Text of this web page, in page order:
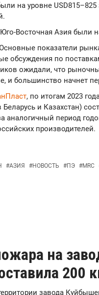
на уровне
Восточная Азия были
показатели
обсуждения по
ожидали, что
и большинство начнет
, по итогам 2023
Беларусь и Казахстан)
аналогичный период
производителей.
#АЗИЯ #НОВОСТЬ #ПЭ #MRC
на
200
завода